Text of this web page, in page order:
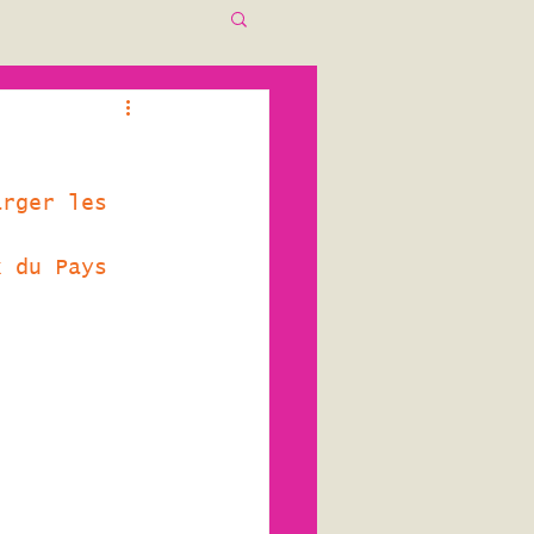
les
Pays